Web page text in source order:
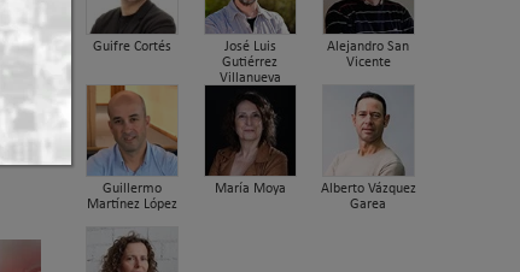
Guifre Cortés
José Luis
Gutiérrez
Villanueva
Alejandro San
Vicente
Guillermo
Martínez López
María Moya
Alberto Vázquez
Garea